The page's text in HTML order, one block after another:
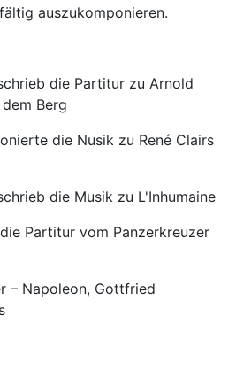
auszukomponieren.
die Partitur zu Arnold
Berg
die Nusik zu René Clairs
die Musik zu L'Inhumaine
Partitur vom Panzerkreuzer
– Napoleon, Gottfried